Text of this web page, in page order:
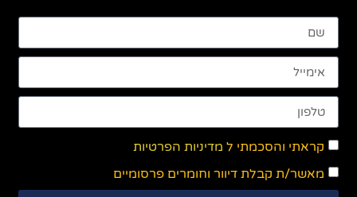
קראתי והסכמתי ל מדיניות הפרטיות
מאשר/ת קבלת דיוור וחומרים פרסומיים